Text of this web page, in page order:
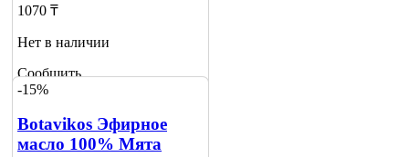
1070 ₸
Нет в наличии
Сообщить
о наличии
-15%
Botavikos Эфирное
масло 100% Мята